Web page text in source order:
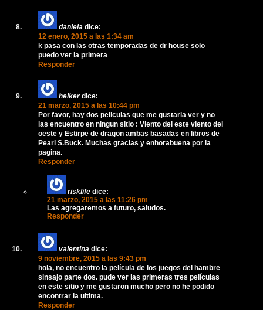
daniela dice:
12 enero, 2015 a las 1:34 am
k pasa con las otras temporadas de dr house solo
puedo ver la primera
Responder
heiker dice:
21 marzo, 2015 a las 10:44 pm
Por favor, hay dos peliculas que me gustaria ver y no
las encuentro en ningun sitio : Viento del este viento del
oeste y Estirpe de dragon ambas basadas en libros de
Pearl S.Buck. Muchas gracias y enhorabuena por la
pagina.
Responder
risklife dice:
21 marzo, 2015 a las 11:26 pm
Las agregaremos a futuro, saludos.
Responder
valentina dice:
9 noviembre, 2015 a las 9:43 pm
hola, no encuentro la película de los juegos del hambre
sinsajo parte dos. pude ver las primeras tres películas
en este sitio y me gustaron mucho pero no he podido
encontrar la ultima.
Responder